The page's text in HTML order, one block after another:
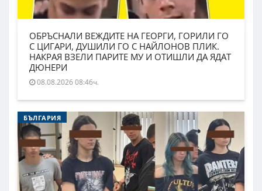
ОБРЪСНАЛИ ВЕЖДИТЕ НА ГЕОРГИ, ГОРИЛИ ГО
С ЦИГАРИ, ДУШИЛИ ГО С НАЙЛОНОВ ПЛИК.
НАКРАЯ ВЗЕЛИ ПАРИТЕ МУ И ОТИШЛИ ДА ЯДАТ
ДЮНЕРИ
08.08.2026 08:46ч.
БЪЛГАРИЯ